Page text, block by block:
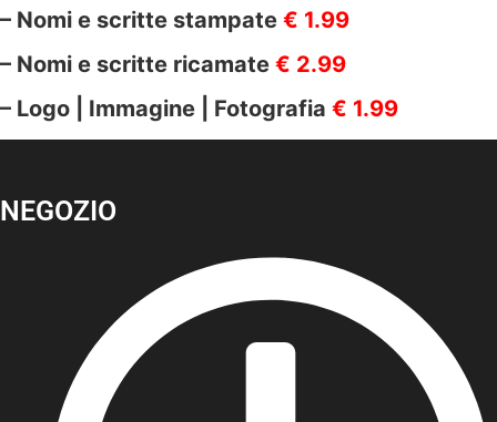
– Nomi e scritte stampate € 1.99
– Nomi e scritte ricamate € 2.99
– Logo | Immagine | Fotografia € 1.99
NEGOZIO